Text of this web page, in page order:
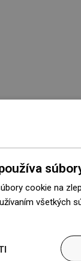
cookie na
všetkých